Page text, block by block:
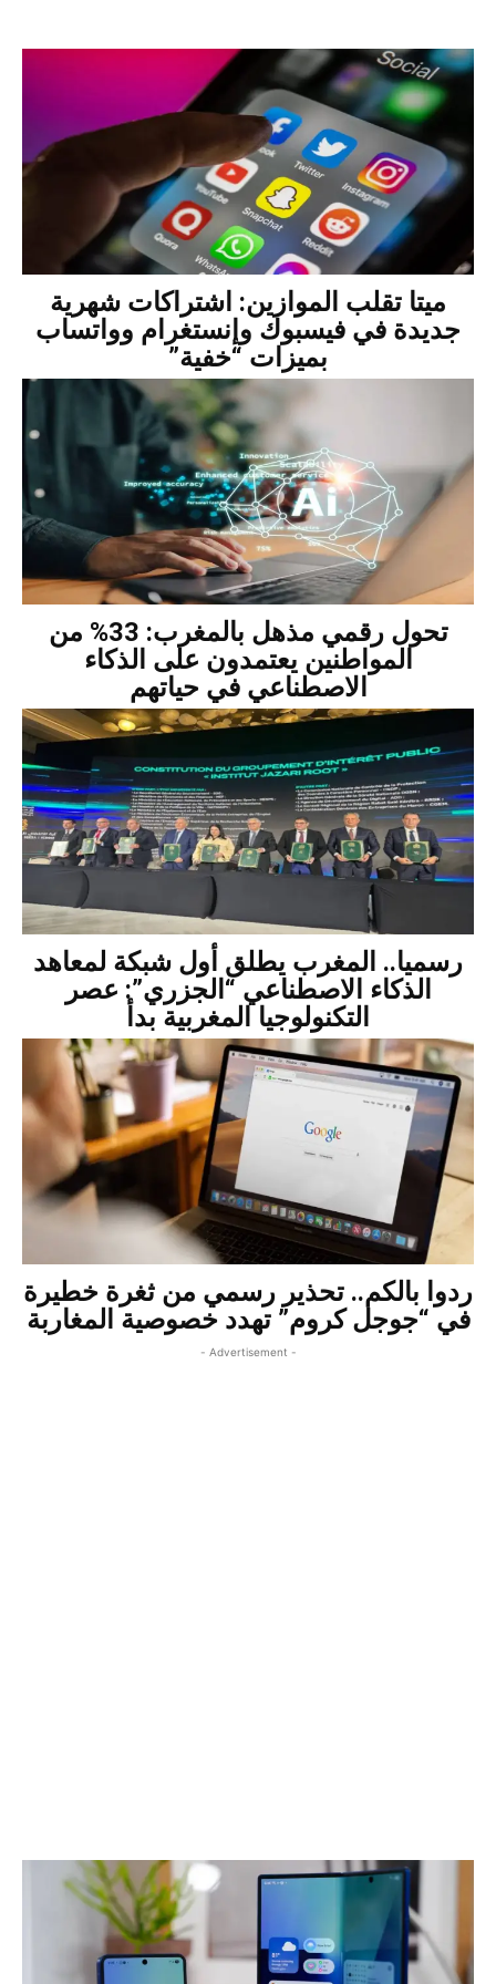
ميتا تقلب الموازين: اشتراكات شهرية
جديدة في فيسبوك وإنستغرام وواتساب
بميزات “خفية”
تحول رقمي مذهل بالمغرب: 33% من
المواطنين يعتمدون على الذكاء
الاصطناعي في حياتهم
رسميا.. المغرب يطلق أول شبكة لمعاهد
الذكاء الاصطناعي “الجزري”: عصر
التكنولوجيا المغربية بدأ
ردوا بالكم.. تحذير رسمي من ثغرة خطيرة
في “جوجل كروم” تهدد خصوصية المغاربة
- Advertisement -